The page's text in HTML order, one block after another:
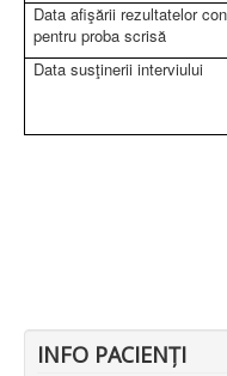
Data afişării rezultatelor
pentru proba scrisă
Data susţinerii interviului
INFO PACIENŢI